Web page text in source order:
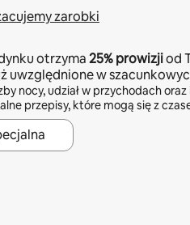
zarobki
otrzyma25%prowizjiod
uwzględnione w
nocy, udział w przychodach oraz
przepisy, które mogą się z